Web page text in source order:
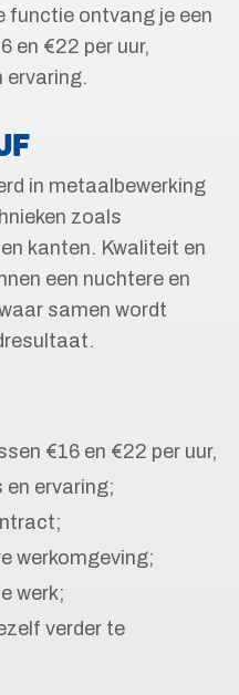
functie ontvang je een
en €22 per uur,
ervaring.
in metaalbewerking
zoals
kanten. Kwaliteit en
een nuchtere en
samen wordt
€16 en €22 per uur,
en ervaring;
werkomgeving;
werk;
verder te